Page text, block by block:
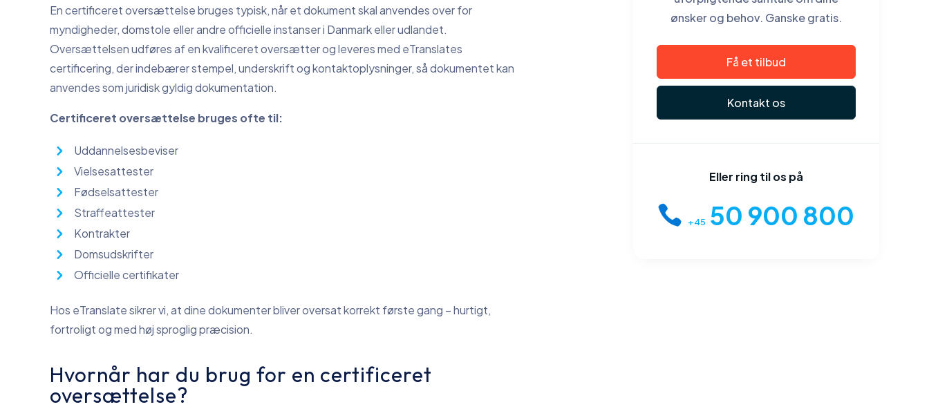
En certificeret oversættelse bruges typisk, når et dokument skal anvendes over for
myndigheder, domstole eller andre officielle instanser i Danmark eller udlandet.
Oversættelsen udføres af en kvalificeret oversætter og leveres med eTranslates
certificering, der indebærer stempel, underskrift og kontaktoplysninger, så dokumentet kan
anvendes som juridisk gyldig dokumentation.
Certificeret oversættelse bruges ofte til:
Uddannelsesbeviser
Vielsesattester
Fødselsattester
Straffeattester
Kontrakter
Domsudskrifter
Officielle certifikater
Hos eTranslate sikrer vi, at dine dokumenter bliver oversat korrekt første gang – hurtigt,
fortroligt og med høj sproglig præcision.
Hvornår har du brug for en certificeret
oversættelse?
ønsker og behov. Ganske gratis.
Få et tilbud
Kontakt os
Eller ring til os på
+45 50 900 800